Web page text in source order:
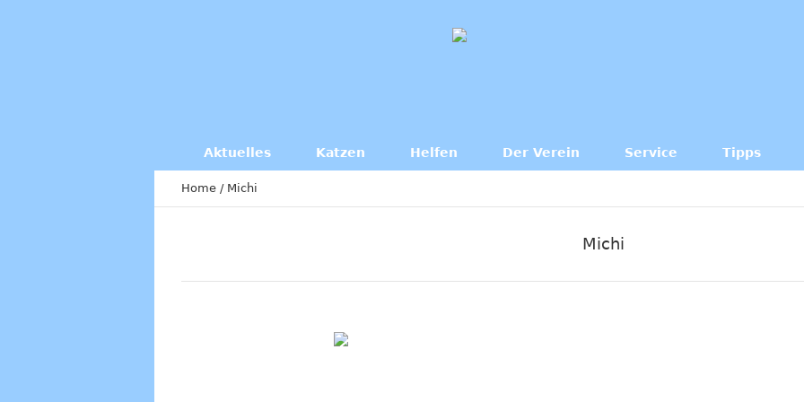
Aktuelles Katzen Helfen Der Verein Service Tipps
Home / Michi
Michi